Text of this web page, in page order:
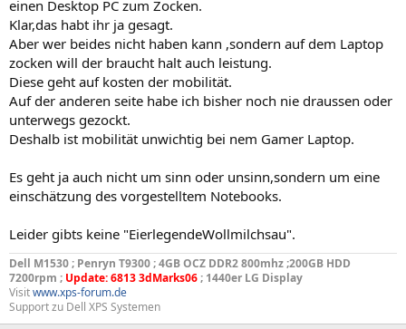
einen Desktop PC zum Zocken.
Klar,das habt ihr ja gesagt.
Aber wer beides nicht haben kann ,sondern auf dem Laptop
zocken will der braucht halt auch leistung.
Diese geht auf kosten der mobilität.
Auf der anderen seite habe ich bisher noch nie draussen oder
unterwegs gezockt.
Deshalb ist mobilität unwichtig bei nem Gamer Laptop.
Es geht ja auch nicht um sinn oder unsinn,sondern um eine
einschätzung des vorgestelltem Notebooks.
Leider gibts keine "EierlegendeWollmilchsau".
Dell M1530 ; Penryn T9300 ; 4GB OCZ DDR2 800mhz ;200GB HDD
7200rpm ; Update: 6813 3dMarks06; 1440er LG Display
Visitwww.xps-forum.de
Support zu Dell XPS Systemen